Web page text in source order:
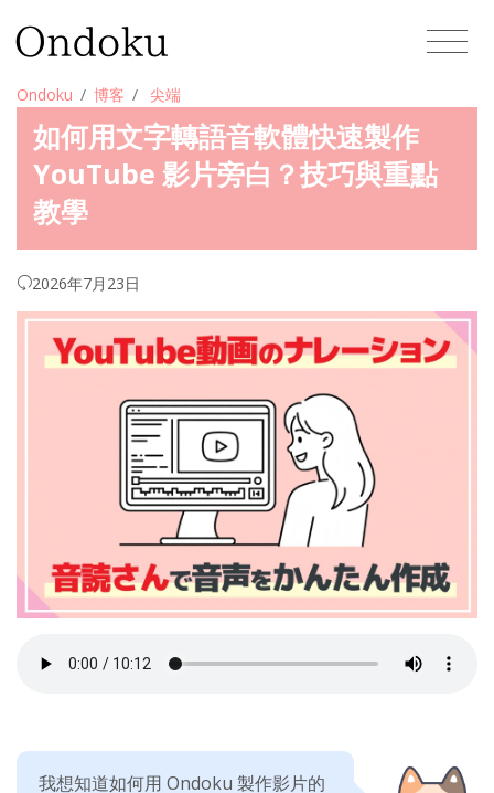
Ondoku 博客 尖端
如何用文字轉語音軟體快速製作
YouTube 影片旁白？技巧與重點
教學
2026年7月23日
我想知道如何用 Ondoku 製作影片的